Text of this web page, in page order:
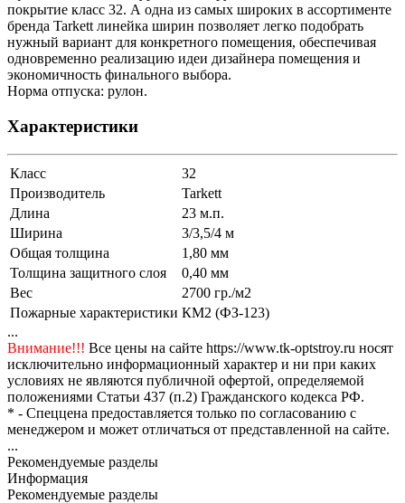
покрытие класс 32. А одна из самых широких в ассортименте
бренда Tarkett линейка ширин позволяет легко подобрать
нужный вариант для конкретного помещения, обеспечивая
одновременно реализацию идеи дизайнера помещения и
экономичность финального выбора.
Норма отпуска: рулон.
Характеристики
Класс
32
Производитель
Tarkett
Длина
23 м.п.
Ширина
3/3,5/4 м
Общая толщина
1,80 мм
Толщина защитного слоя
0,40 мм
Вес
2700 гр./м2
Пожарные характеристики КМ2 (ФЗ-123)
...
Внимание!!! Все цены на сайте https://www.tk-optstroy.ru носят
исключительно информационный характер и ни при каких
условиях не являются публичной офертой, определяемой
положениями Статьи 437 (п.2) Гражданского кодекса РФ.
* - Спеццена предоставляется только по согласованию с
менеджером и может отличаться от представленной на сайте.
...
Рекомендуемые разделы
Информация
Рекомендуемые разделы